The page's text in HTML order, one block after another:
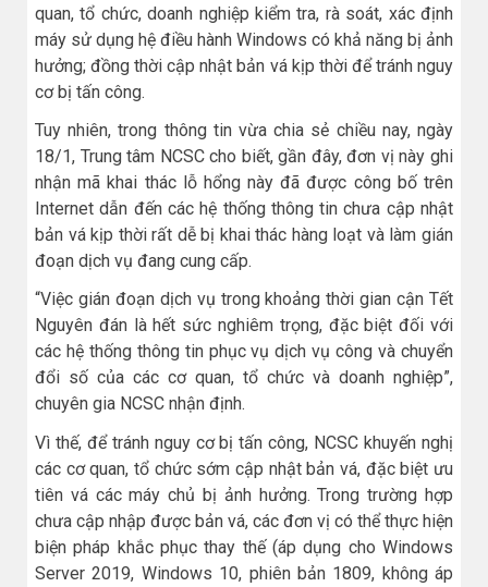
quan, tổ chức, doanh nghiệp kiểm tra, rà soát, xác định
máy sử dụng hệ điều hành Windows có khả năng bị ảnh
hưởng; đồng thời cập nhật bản vá kịp thời để tránh nguy
cơ bị tấn công.
Tuy nhiên, trong thông tin vừa chia sẻ chiều nay, ngày
18/1, Trung tâm NCSC cho biết, gần đây, đơn vị này ghi
nhận mã khai thác lỗ hổng này đã được công bố trên
Internet dẫn đến các hệ thống thông tin chưa cập nhật
bản vá kịp thời rất dễ bị khai thác hàng loạt và làm gián
đoạn dịch vụ đang cung cấp.
“Việc gián đoạn dịch vụ trong khoảng thời gian cận Tết
Nguyên đán là hết sức nghiêm trọng, đặc biệt đối với
các hệ thống thông tin phục vụ dịch vụ công và chuyển
đổi số của các cơ quan, tổ chức và doanh nghiệp”,
chuyên gia NCSC nhận định.
Vì thế, để tránh nguy cơ bị tấn công, NCSC khuyến nghị
các cơ quan, tổ chức sớm cập nhật bản vá, đặc biệt ưu
tiên vá các máy chủ bị ảnh hưởng. Trong trường hợp
chưa cập nhập được bản vá, các đơn vị có thể thực hiện
biện pháp khắc phục thay thế (áp dụng cho Windows
Server 2019, Windows 10, phiên bản 1809, không áp